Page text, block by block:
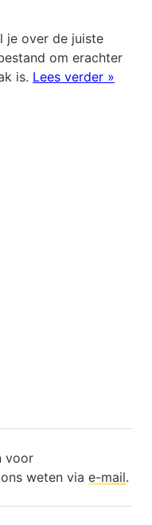
je over de juiste
om erachter
is. Lees verder »
voor
weten via e-mail.